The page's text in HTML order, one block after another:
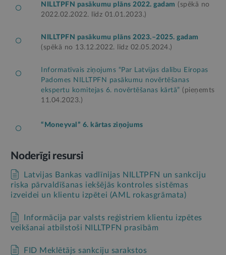
NILLTPFN pasākumu plāns 2022. gadam (spēkā no
2022.02.2022. līdz 01.01.2023.)
NILLTPFN pasākumu plāns 2023.–2025. gadam
(spēkā no 13.12.2022. līdz 02.05.2024.)
Informatīvais ziņojums “Par Latvijas dalību Eiropas
Padomes NILLTPFN pasākumu novērtēšanas
ekspertu komitejas 6. novērtēšanas kārtā” (pieņemts
11.04.2023.)
“Moneyval” 6. kārtas ziņojums
Noderīgi resursi
Latvijas Bankas vadlīnijas NILLTPFN un sankciju
riska pārvaldīšanas iekšējās kontroles sistēmas
izveidei un klientu izpētei (AML rokasgrāmata)
Informācija par valsts reģistriem klientu izpētes
veikšanai atbilstoši NILLTPFN prasībām
FID Meklētājs sankciju sarakstos